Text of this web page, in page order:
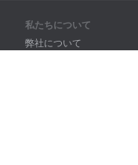
私たちについて
弊社について